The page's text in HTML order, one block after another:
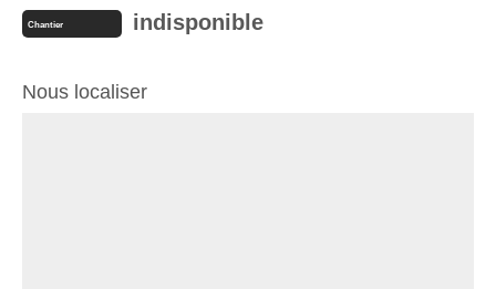
Chantier indisponible
Nous localiser